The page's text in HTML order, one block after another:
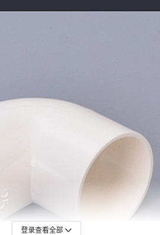
登录查看全部